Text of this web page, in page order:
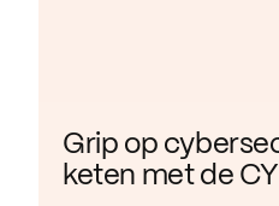
Grip op
keten met de